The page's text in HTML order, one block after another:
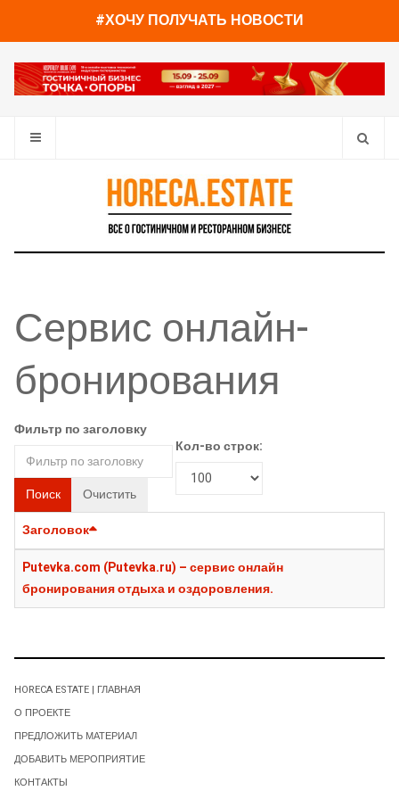
#ХОЧУ ПОЛУЧАТЬ НОВОСТИ
Сервис онлайн-
бронирования
Фильтр по заголовку
Поиск Очистить
Кол-во строк:
Заголовок
Putevka.com (Putevka.ru) – сервис онлайн
бронирования отдыха и оздоровления.
HORECA ESTATE | ГЛАВНАЯ
О ПРОЕКТЕ
ПРЕДЛОЖИТЬ МАТЕРИАЛ
ДОБАВИТЬ МЕРОПРИЯТИЕ
КОНТАКТЫ